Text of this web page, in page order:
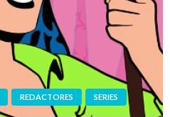
REDACTORES SERIES